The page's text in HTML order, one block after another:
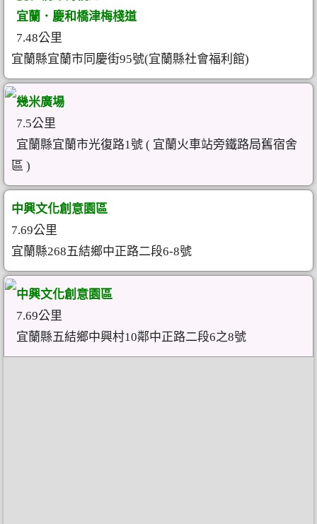
宜蘭．慶和橋津梅棧道
7.48公里
宜蘭縣宜蘭市同慶街95號(宜蘭縣社會福利館)
幾米廣場
7.5公里
宜蘭縣宜蘭市光復路1號 ( 宜蘭火車站旁鐵路局舊宿舍
區 )
中興文化創意園區
7.69公里
宜蘭縣268五結鄉中正路二段6-8號
中興文化創意園區
7.69公里
宜蘭縣五結鄉中興村10鄰中正路二段6之8號